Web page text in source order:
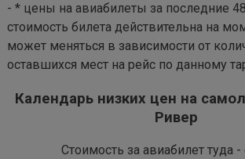
- * цены на авиабилеты за последние
стоимость билета действительна на
может меняться в зависимости от
оставшихся мест на рейс по данному
Календарь низких цен на
Ривер
Стоимость за авиабилет туда -